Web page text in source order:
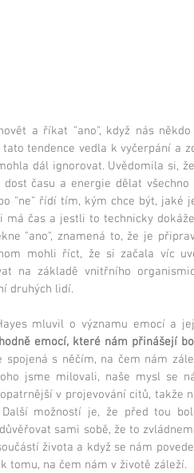
a říkat "ano", když nás
tato tendence vedla k vyčerpání a
dál ignorovat. Uvědomila si,
dost času a energie dělat
"ne" řídí tím, kým chce být, jaké
má čas a jestli to technicky
"ano", znamená to, že je
mohli říct, že si začala víc
na základě vnitřního
druhých lidí.
emocí, které nám přinášejí
spojená s něčím, na čem nám
jsme milovali, naše mysl se
v projevování citů, takže
Další možností je, že před tou
sami sobě, že to
života a když se nám
tomu, na čem nám v životě záleží.